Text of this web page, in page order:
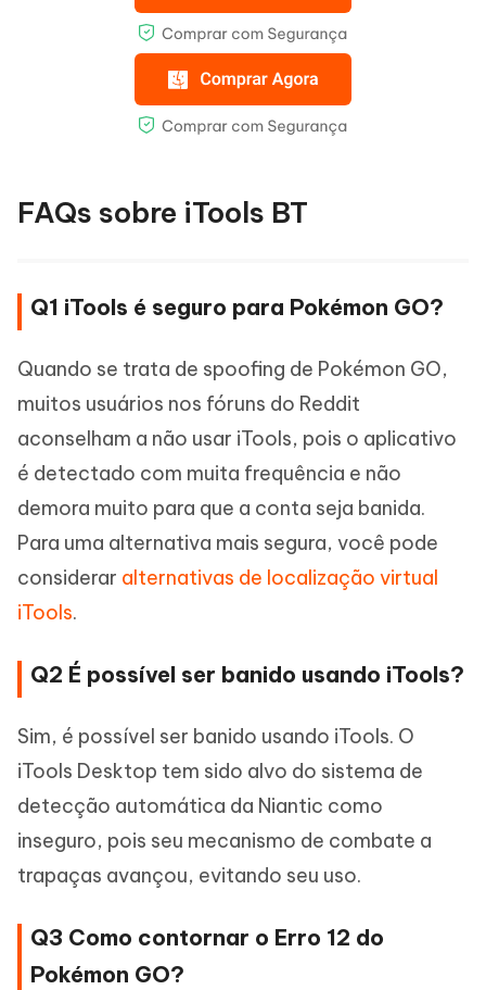
FAQs sobre iTools BT
Q1 iTools é seguro para Pokémon GO?
Quando se trata de spoofing de Pokémon GO,
muitos usuários nos fóruns do Reddit
aconselham a não usar iTools, pois o aplicativo
é detectado com muita frequência e não
demora muito para que a conta seja banida.
Para uma alternativa mais segura, você pode
considerar alternativas de localização virtual
iTools.
Q2 É possível ser banido usando iTools?
Sim, é possível ser banido usando iTools. O
iTools Desktop tem sido alvo do sistema de
detecção automática da Niantic como
inseguro, pois seu mecanismo de combate a
trapaças avançou, evitando seu uso.
Q3 Como contornar o Erro 12 do
Pokémon GO?